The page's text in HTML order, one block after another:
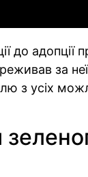
до
за
з усіх